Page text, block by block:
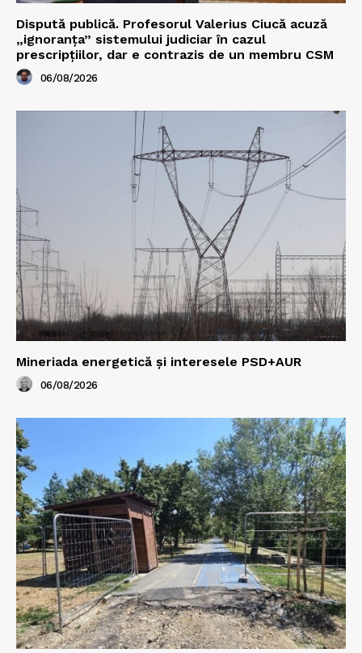
Dispută publică. Profesorul Valerius Ciucă acuză
„ignoranța” sistemului judiciar în cazul
prescripțiilor, dar e contrazis de un membru CSM
06/08/2026
Mineriada energetică și interesele PSD+AUR
06/08/2026